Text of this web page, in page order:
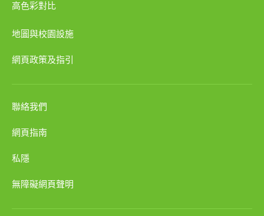
高色彩對比
地圖與校園設施
網頁政策及指引
聯絡我們
網頁指南
私隱
無障礙網頁聲明